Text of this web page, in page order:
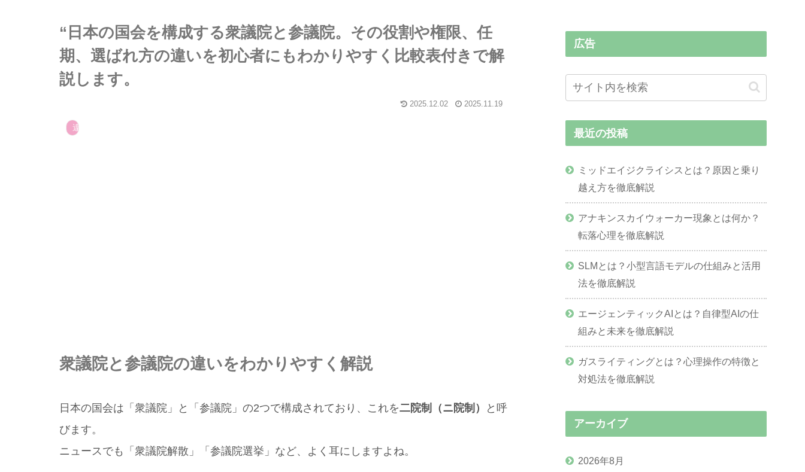
“日本の国会を構成する衆議院と参議院。その役割や権限、任
期、選ばれ方の違いを初心者にもわかりやすく比較表付きで解
説します。
2025.12.02 2025.11.19
違い
衆議院と参議院の違いをわかりやすく解説
日本の国会は「衆議院」と「参議院」の2つで構成されており、これを二院制（ニ院制）
と呼
びます。
ニュースでも「衆議院解散」「参議院選挙」など、よく耳にしますよね。
広告
最近の投稿
ミッドエイジクライシスとは？原因と乗り
越え方を徹底解説
アナキンスカイウォーカー現象とは何か？
転落心理を徹底解説
SLMとは？小型言語モデルの仕組みと活用
法を徹底解説
エージェンティックAIとは？自律型AIの仕
組みと未来を徹底解説
ガスライティングとは？心理操作の特徴と
対処法を徹底解説
アーカイブ
2026年8月